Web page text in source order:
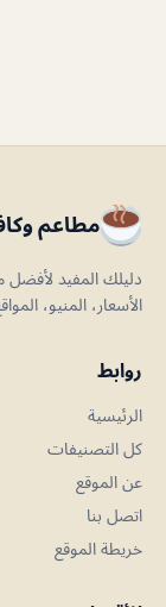
مطاعم
دليلك المفيد لأفضل
الأسعار، المنيو،
روابط
الرئيسية
كل التصنيفات
عن الموقع
اتصل بنا
خريطة الموقع